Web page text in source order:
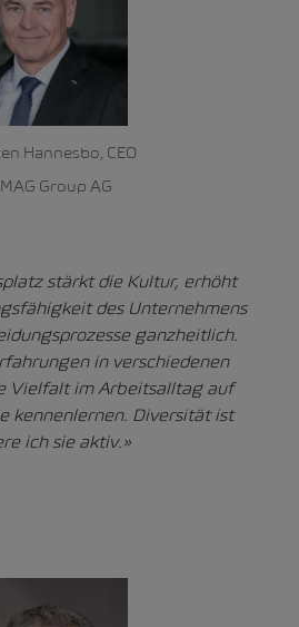
Hannesbo, CEO
Group AG
stärkt die Kultur, erhöht
des Unternehmens
ganzheitlich.
in verschiedenen
Vielfalt im Arbeitsalltag auf
kennenlernen. Diversität ist
ich sie aktiv.»